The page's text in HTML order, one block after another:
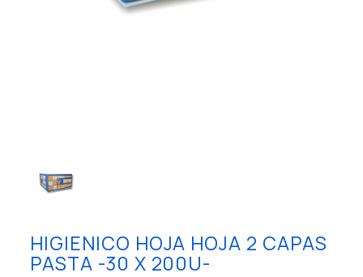
HIGIENICO HOJA HOJA 2 CAPAS
PASTA -30 X 200U-